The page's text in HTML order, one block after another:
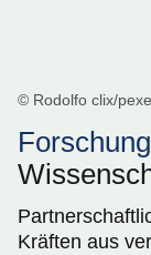
© Rodolfo clix/
Kräften aus